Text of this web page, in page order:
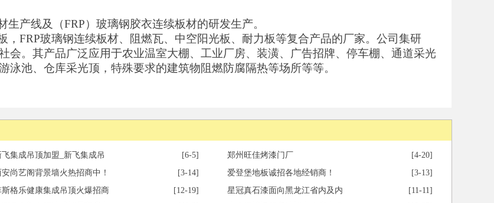
生产线及（FRP）玻璃钢胶衣连续板材的研发生产。
， FRP玻璃钢连续板材、阻燃瓦、中空阳光板、耐力板等复合产品的厂家。公司集研
会。其产品广泛应用于农业温室大棚、工业厂房、装潢、广告招牌、停车棚、通道采光
池、仓库采光顶，特殊要求的建筑物阻燃防腐隔热等场所等等。
飞集成吊顶加盟_新飞集成吊 [6-5] 郑州旺佳烤漆门厂
[4-20]
安尚艺阁背景墙火热招商中！ [3-14] 爱登堡地板诚招各地经销商！
[3-13]
斯格乐健康集成吊顶火爆招商 [12-19] 星冠真石漆面向黑龙江省内及内
[11-11]